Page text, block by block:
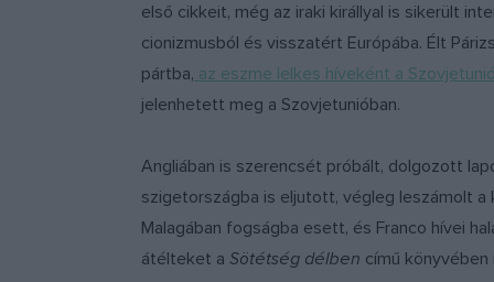
első cikkeit, még az iraki királlyal is sikerült
cionizmusból és visszatért Európába. Élt
pártba, az eszme lelkes híveként a
jelenhetett meg a Szovjetunióban.
Angliában is szerencsét próbált, dolgozott
szigetországba is eljutott, végleg leszámolt
Malagában fogságba esett, és Franco hívei
átélteket a Sötétség délben című